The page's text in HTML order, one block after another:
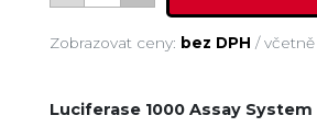
Zobrazovat ceny: bez DPH /
Luciferase 1000 Assay System